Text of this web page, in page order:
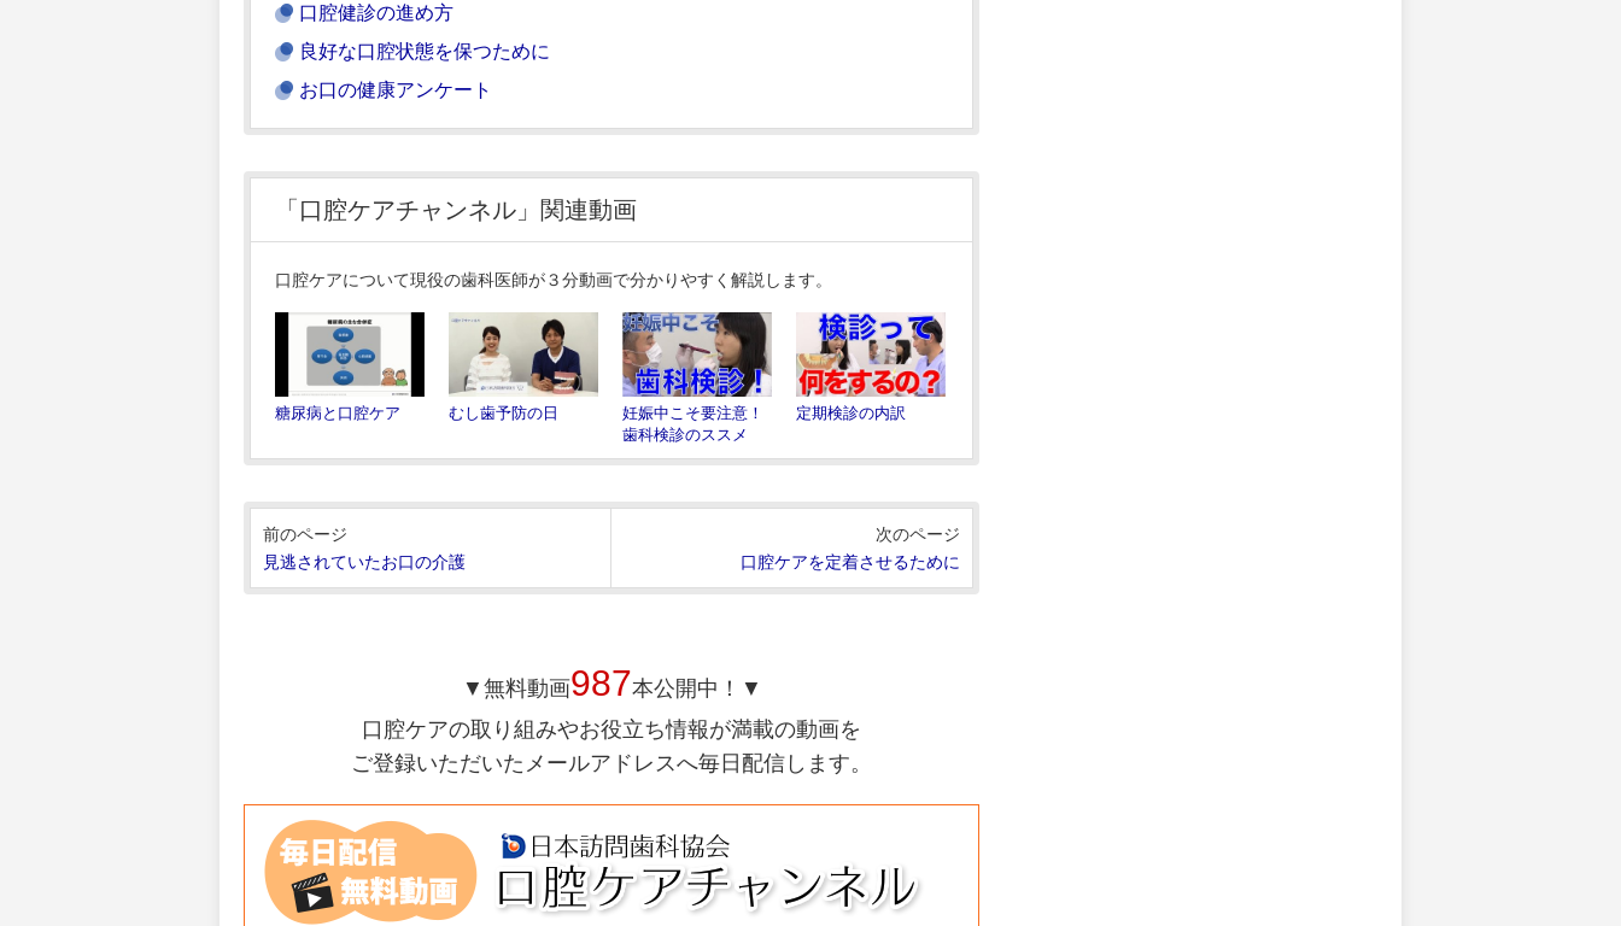
口腔健診の進め方
良好な口腔状態を保つために
お口の健康アンケート
「口腔ケアチャンネル」関連動画
口腔ケアについて現役の歯科医師が３分動画で分かりやすく解説します。
糖尿病と口腔ケア むし歯予防の日
妊娠中こそ要注意！
歯科検診のススメ
定期検診の内訳
前のページ
見逃されていたお口の介護
次のページ
口腔ケアを定着させるために
▼無料動画987本公開中！▼
口腔ケアの取り組みやお役立ち情報が満載の動画を
ご登録いただいたメールアドレスへ毎日配信します。